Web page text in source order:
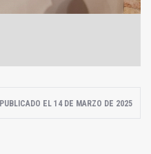
PUBLICADO EL 14 DE MARZO DE 2025